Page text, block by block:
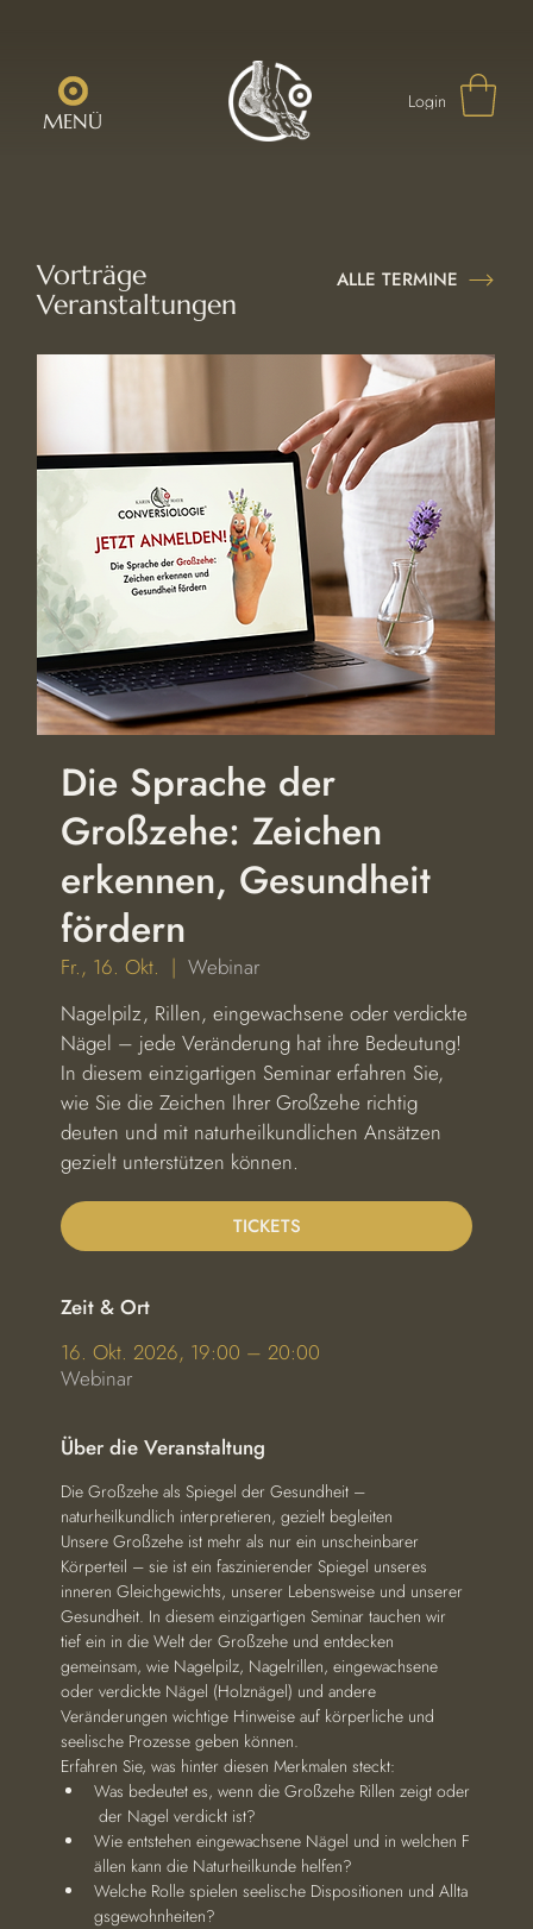
MENÜ
Login
Die Sprache der
Großzehe: Zeichen
erkennen, Gesundheit
fördern
Fr., 16. Okt.
  |
Webinar
Nagelpilz, Rillen, eingewachsene oder verdickte
Nägel – jede Veränderung hat ihre Bedeutung!
In diesem einzigartigen Seminar erfahren Sie,
wie Sie die Zeichen Ihrer Großzehe richtig
deuten und mit naturheilkundlichen Ansätzen
gezielt unterstützen können.
TICKETS
Zeit & Ort
16. Okt. 2026, 19:00 – 20:00
Webinar
Über die Veranstaltung
Die Großzehe als Spiegel der Gesundheit –
naturheilkundlich interpretieren, gezielt begleiten
Unsere Großzehe ist mehr als nur ein unscheinbarer
Körperteil – sie ist ein faszinierender Spiegel unseres
inneren Gleichgewichts, unserer Lebensweise und unserer
Gesundheit. In diesem einzigartigen Seminar tauchen wir
tief ein in die Welt der Großzehe und entdecken
gemeinsam, wie Nagelpilz, Nagelrillen, eingewachsene
oder verdickte Nägel (Holznägel) und andere
Veränderungen wichtige Hinweise auf körperliche und
seelische Prozesse geben können.
Erfahren Sie, was hinter diesen Merkmalen steckt:
Was bedeutet es, wenn die Großzehe Rillen zeigt oder
der Nagel verdickt ist?
Wie entstehen eingewachsene Nägel und in welchen F
ällen kann die Naturheilkunde helfen?
Welche Rolle spielen seelische Dispositionen und Allta
gsgewohnheiten?
Vorträge
Veranstaltungen
ALLE TERMINE